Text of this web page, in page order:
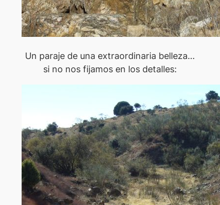
Un paraje de una extraordinaria belleza…
si no nos fijamos en los detalles: